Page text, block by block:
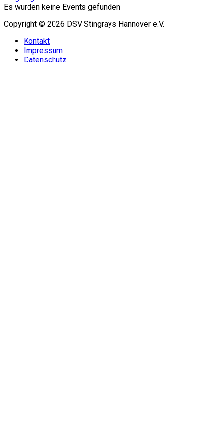
Es wurden keine Events gefunden
Copyright © 2026 DSV Stingrays Hannover e.V.
Kontakt
Impressum
Datenschutz